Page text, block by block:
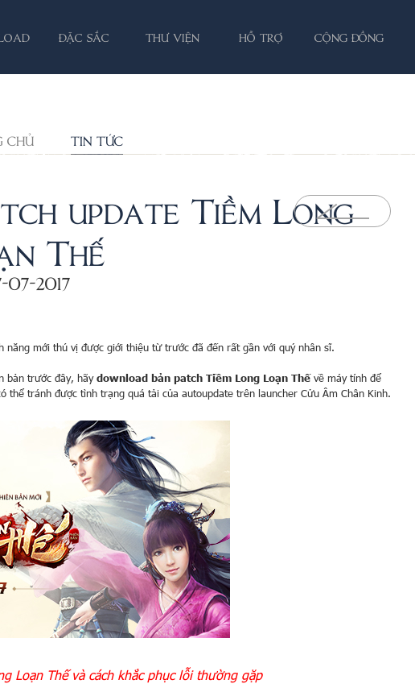
ĐẶC SẮC THƯ VIỆN HỖ TRỢ CỘNG ĐỒNG
CHỦ TIN TỨC
update Tiềm Long
Thế
07-2017
năng mới thú vị được giới thiệu từ trước đã đến rất gần với quý nhân sĩ.
bản trước đây, hãydownload bản patch Tiềm Long Loạn Thếvề máy tính để
thể tránh được tình trạng quá tải của autoupdate trên launcher Cửu Âm Chân Kinh.
Loạn Thế và cách khắc phục lỗi thường gặp